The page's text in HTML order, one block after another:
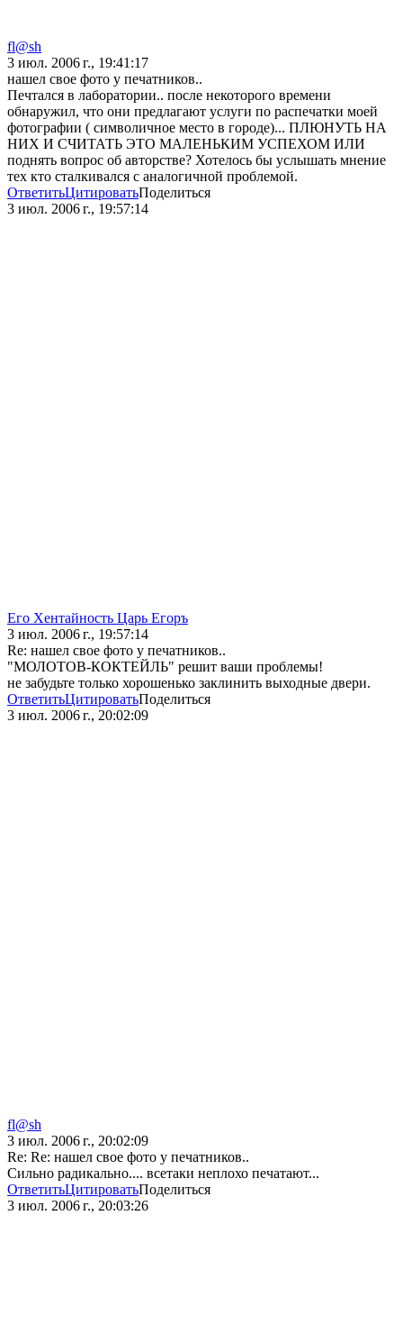
fl@sh
3 июл. 2006 г., 19:41:17
нашел свое фото у печатников..
Печтался в лаборатории.. после некоторого времени
обнаружил, что они предлагают услуги по распечатки моей
фотографии ( символичное место в городе)... ПЛЮНУТЬ НА
НИХ И СЧИТАТЬ ЭТО МАЛЕНЬКИМ УСПЕХОМ ИЛИ
поднять вопрос об авторстве? Хотелось бы услышать мнение
тех кто сталкивался с аналогичной проблемой.
ОтветитьЦитироватьПоделиться
3 июл. 2006 г., 19:57:14
Его Хентайность Царь Егоръ
3 июл. 2006 г., 19:57:14
Re: нашел свое фото у печатников..
"МОЛОТОВ-КОКТЕЙЛЬ" решит ваши проблемы!
не забудьте только хорошенько заклинить выходные двери.
ОтветитьЦитироватьПоделиться
3 июл. 2006 г., 20:02:09
fl@sh
3 июл. 2006 г., 20:02:09
Re: Re: нашел свое фото у печатников..
Сильно радикально.... всетаки неплохо печатают...
ОтветитьЦитироватьПоделиться
3 июл. 2006 г., 20:03:26